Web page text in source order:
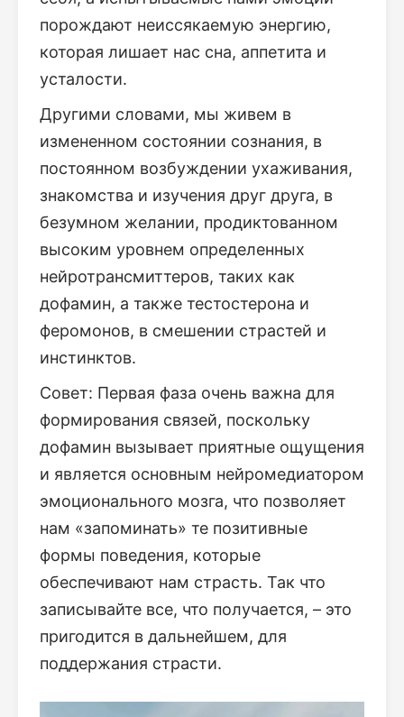
порождают неиссякаемую энергию,
которая лишает нас сна, аппетита и
усталости.
Другими словами, мы живем в
измененном состоянии сознания, в
постоянном возбуждении ухаживания,
знакомства и изучения друг друга, в
безумном желании, продиктованном
высоким уровнем определенных
нейротрансмиттеров, таких как
дофамин, а также тестостерона и
феромонов, в смешении страстей и
инстинктов.
Совет: Первая фаза очень важна для
формирования связей, поскольку
дофамин вызывает приятные ощущения
и является основным нейромедиатором
эмоционального мозга, что позволяет
нам «запоминать» те позитивные
формы поведения, которые
обеспечивают нам страсть. Так что
записывайте все, что получается, – это
пригодится в дальнейшем, для
поддержания страсти.